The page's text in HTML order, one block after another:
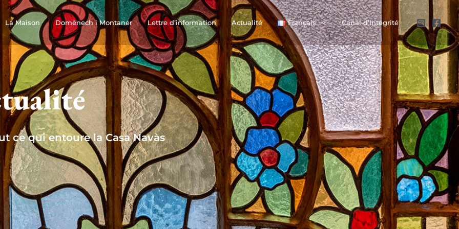
La Maison Domènech i Montaner Lettre d’information Actualité Français Canal d’Intégrité
ce qui entoure la Casa Navàs